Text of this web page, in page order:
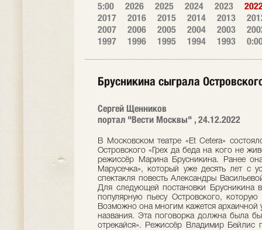
5:00 2026 2025 2024 2023
2017
2016 2015 2014 2013
2007
2006 2005 2004 2003
1997
1996 1995 1994 1993
Брусникина сыграла
Сергей Щенников
портал "Вести Москвы" , 24.12.2022
В Московском театре «Et Cetera»
Островского «Грех да беда на кого не
режиссёр Марина Брусникина. Ранее
Марусечка», который уже десять лет с
спектакля повесть Александры
Для следующей постановки Брусникина
популярную пьесу Островского,
Возможно она многим кажется архаичной
названия. Эта поговорка должна была
отрекайся». Режиссёр Владимир Бейлис